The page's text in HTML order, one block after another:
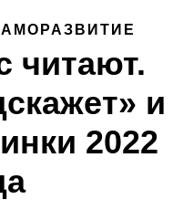
читают.
и
2022